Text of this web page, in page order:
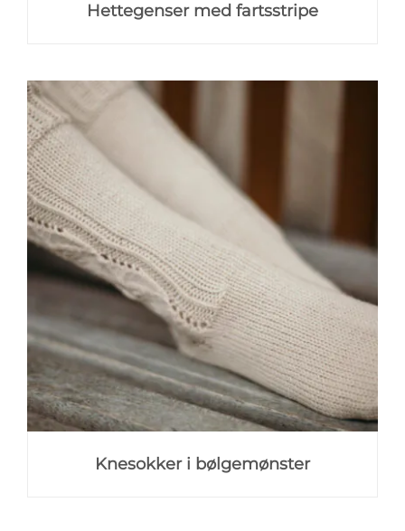
Hettegenser med fartsstripe
Knesokker i bølgemønster